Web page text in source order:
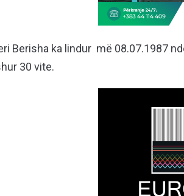
Berisha ka lindur më 08.07.1987
30 vite.